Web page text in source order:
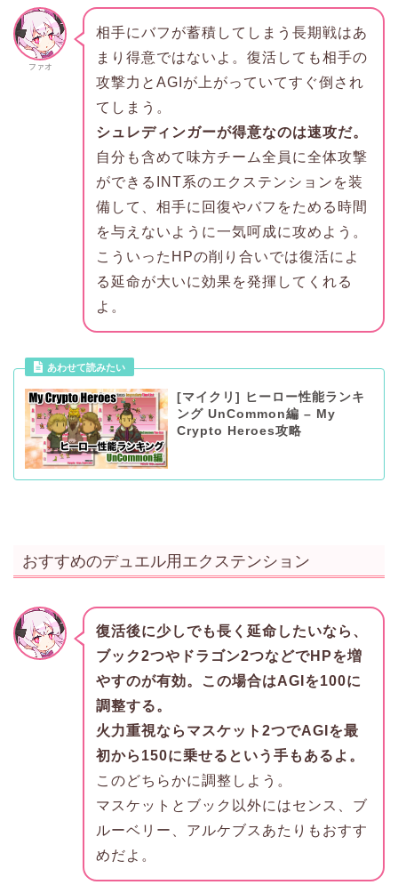
ファオ
相手にバフが蓄積してしまう長期戦はあ
まり得意ではないよ。復活しても相手の
攻撃力とAGIが上がっていてすぐ倒され
てしまう。
シュレディンガーが得意なのは速攻だ。
自分も含めて味方チーム全員に全体攻撃
ができるINT系のエクステンションを装
備して、相手に回復やバフをためる時間
を与えないように一気呵成に攻めよう。
こういったHPの削り合いでは復活によ
る延命が大いに効果を発揮してくれる
よ。
あわせて読みたい
[マイクリ] ヒーロー性能ランキ
ング UnCommon編 – My
Crypto Heroes攻略
おすすめのデュエル用エクステンション
復活後に少しでも長く延命したいなら、
ブック2つやドラゴン2つなどでHPを増
やすのが有効。この場合はAGIを100に
調整する。
火力重視ならマスケット2つでAGIを最
初から150に乗せるという手もあるよ。
このどちらかに調整しよう。
マスケットとブック以外にはセンス、ブ
ルーベリー、アルケブスあたりもおすす
めだよ。